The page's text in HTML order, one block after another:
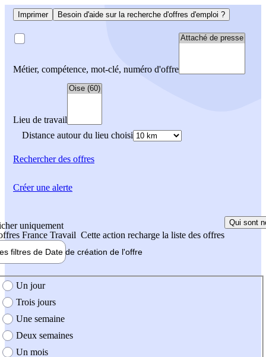
Imprimer Besoin d'aide sur la recherche d'offres d'emploi ?
Métier, compétence, mot-clé, numéro d'offre
Lieu de travail
Distance autour du lieu choisi
Rechercherdes offres
uniquement
France Travail Cette action recharge la liste des offres
Qui sont
filtres de Date de création de l'offre
création de l'offre
Un jour
Trois jours
Une semaine
Deux semaines
Un mois
Créer une alerte